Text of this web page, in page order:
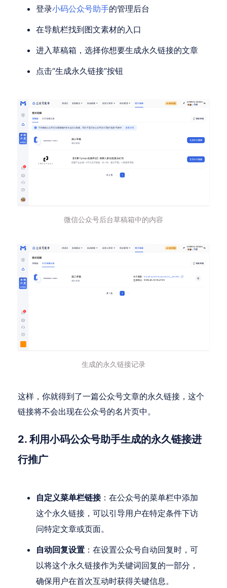
登录小码公众号助手的管理后台
在导航栏找到图文素材的入口
进入草稿箱，选择你想要生成永久链接的文章
点击“生成永久链接”按钮
微信公众号后台草稿箱中的内容
生成的永久链接记录
这样，你就得到了一篇公众号文章的永久链接，这个
链接将不会出现在公众号的名片页中。
2. 利用小码公众号助手生成的永久链接进
行推广
自定义菜单栏链接：在公众号的菜单栏中添加
这个永久链接，可以引导用户在特定条件下访
问特定文章或页面。
自动回复设置 ：在设置公众号自动回复时，可
以将这个永久链接作为关键词回复的一部分，
确保用户在首次互动时获得关键信息。